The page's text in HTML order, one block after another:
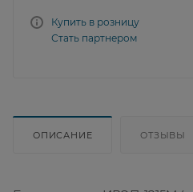
Купить в розницу
Стать партнером
ОПИСАНИЕ ОТЗЫВЫ